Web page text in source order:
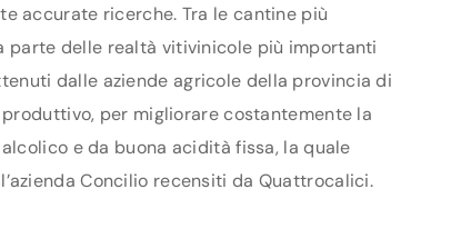
accurate ricerche. Tra le cantine più
parte delle realtà vitivinicole più importanti
dalle aziende agricole della provincia di
per migliorare costantemente la
e da buona acidità fissa, la quale
Concilio recensiti da Quattrocalici.